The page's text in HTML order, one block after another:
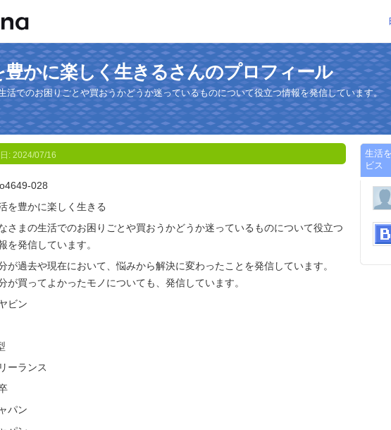
豊かに楽しく生きるさんのプロフィール
活でのお困りごとや買おうかどうか迷っているものについて役立つ情報を発信しています。
: 2024/07/16
028
を豊かに楽しく生きる
さまの生活でのお困りごとや買おうかどうか迷っているものについて役立つ
を発信しています。
が過去や現在において、悩みから解決に変わったことを発信しています。
が買ってよかったモノについても、発信しています。
ビン
ーランス
パン
生活
ビス